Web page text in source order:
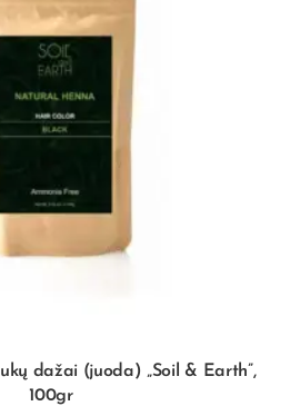
dažai (juoda) „Soil & Earth”,
100gr